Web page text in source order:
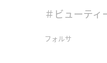
＃ビューティ
フォルサ